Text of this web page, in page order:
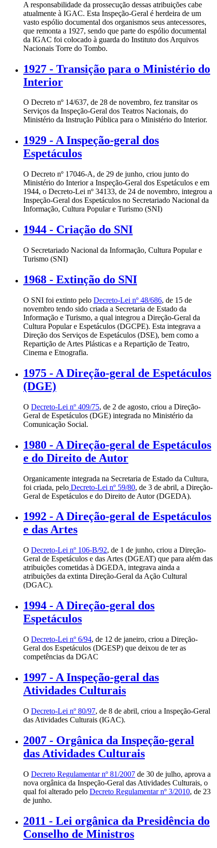
A responsabilidade da prossecução dessas atribuições cabe
atualmente à IGAC. Esta Inspeção-Geral é herdeira de um
vasto espólio documental dos organismos seus antecessores,
que remonta a 1927, sendo que parte do espólio documental
da IGAC foi colocado à guarda do Instituto dos Arquivos
Nacionais Torre do Tombo.
1927 - Transição para o Ministério do
Interior
O Decreto nº 14/637, de 28 de novembro, fez transitar os
Serviços da Inspeção-Geral dos Teatros Nacionais, do
Ministério da Instrução Pública para o Ministério do Interior.
1929 - A Inspeção-geral dos
Espetáculos
O Decreto nº 17046-A, de 29 de junho, criou junto do
Ministério do Interior a Inspeção-Geral dos Espetáculos e em
1944, o Decreto-Lei nº 34133, de 24 de novembro, integrou a
Inspeção-Geral dos Espetáculos no Secretariado Nacional da
Informação, Cultura Popular e Turismo (SNI)
1944 - Criação do SNI
O Secretariado Nacional da Informação, Cultura Popular e
Turismo (SNI)
1968 - Extinção do SNI
O SNI foi extinto pelo Decreto-Lei nº 48/686, de 15 de
novembro tendo sido criada a Secretaria de Estado da
Informação e Turismo, a qual integrou a Direção-Geral da
Cultura Popular e Espetáculos (DGCPE). Esta integrava a
Direção dos Serviços de Espetáculos (DSE), bem como a
Repartição de Artes Plásticas e a Repartição de Teatro,
Cinema e Etnografia.
1975 - A Direção-geral de Espetáculos
(DGE)
O Decreto-Lei nº 409/75, de 2 de agosto, criou a Direção-
Geral de Espetáculos (DGE) integrada no Ministério da
Comunicação Social.
1980 - A Direção-geral de Espetáculos
e do Direito de Autor
Organicamente integrada na Secretaria de Estado da Cultura,
foi criada, pelo Decreto-Lei nº 59/80, de 3 de abril, a Direção-
Geral de Espetáculos e do Direito de Autor (DGEDA).
1992 - A Direção-geral de Espetáculos
e das Artes
O Decreto-Lei nº 106-B/92, de 1 de junho, criou a Direção-
Geral de Espetáculos e das Artes (DGEAT) que para além das
atribuições cometidas à DGEDA, integrava ainda a
atribuições da extinta Direção-Geral da Ação Cultural
(DGAC).
1994 - A Direção-geral dos
Espetáculos
O Decreto-Lei nº 6/94, de 12 de janeiro, criou a Direção-
Geral dos Espetáculos (DGESP) que deixou de ter as
competências da DGAC
1997 - A Inspeção-geral das
Atividades Culturais
O Decreto-Lei nº 80/97, de 8 de abril, criou a Inspeção-Geral
das Atividades Culturais (IGAC).
2007 - Orgânica da Inspeção-geral
das Atividades Culturais
O Decreto Regulamentar nº 81/2007 de 30 de julho, aprova a
nova orgânica da Inspeção-Geral das Atividades Culturais, o
qual foi alterado pelo Decreto Regulamentar nº 3/2010, de 23
de junho.
2011 - Lei orgânica da Presidência do
Conselho de Ministros